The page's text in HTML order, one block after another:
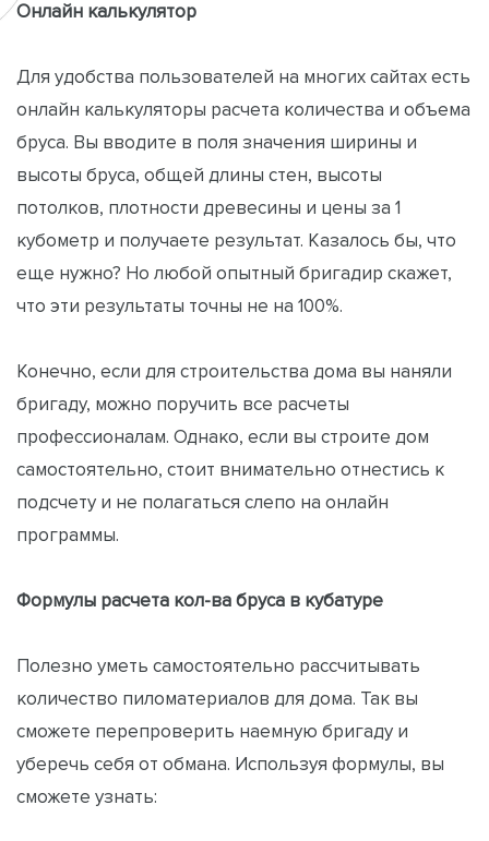
Онлайн калькулятор
Для удобства пользователей на многих сайтах есть
онлайн калькуляторы расчета количества и объема
бруса. Вы вводите в поля значения ширины и
высоты бруса, общей длины стен, высоты
потолков, плотности древесины и цены за 1
кубометр и получаете результат. Казалось бы, что
еще нужно? Но любой опытный бригадир скажет,
что эти результаты точны не на 100%.
Конечно, если для строительства дома вы наняли
бригаду, можно поручить все расчеты
профессионалам. Однако, если вы строите дом
самостоятельно, стоит внимательно отнестись к
подсчету и не полагаться слепо на онлайн
программы.
Формулы расчета кол-ва бруса в кубатуре
Полезно уметь самостоятельно рассчитывать
количество пиломатериалов для дома. Так вы
сможете перепроверить наемную бригаду и
уберечь себя от обмана. Используя формулы, вы
сможете узнать: